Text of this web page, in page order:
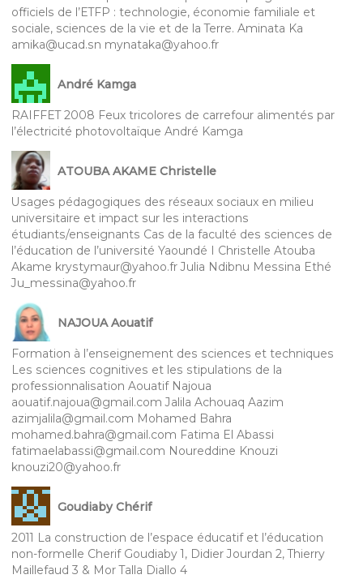
officiels de l’ETFP : technologie, économie familiale et
sociale, sciences de la vie et de la Terre. Aminata Ka
amika@ucad.sn mynataka@yahoo.fr
André Kamga
RAIFFET 2008 Feux tricolores de carrefour alimentés par
l’électricité photovoltaïque André Kamga
ATOUBA AKAME Christelle
Usages pédagogiques des réseaux sociaux en milieu
universitaire et impact sur les interactions
étudiants/enseignants Cas de la faculté des sciences de
l’éducation de l’université Yaoundé I Christelle Atouba
Akame krystymaur@yahoo.fr Julia Ndibnu Messina Ethé
Ju_messina@yahoo.fr
NAJOUA Aouatif
Formation à l’enseignement des sciences et techniques
Les sciences cognitives et les stipulations de la
professionnalisation Aouatif Najoua
aouatif.najoua@gmail.com Jalila Achouaq Aazim
azimjalila@gmail.com Mohamed Bahra
mohamed.bahra@gmail.com Fatima El Abassi
fatimaelabassi@gmail.com Noureddine Knouzi
knouzi20@yahoo.fr
Goudiaby Chérif
2011 La construction de l’espace éducatif et l’éducation
non-formelle Cherif Goudiaby 1, Didier Jourdan 2, Thierry
Maillefaud 3 & Mor Talla Diallo 4